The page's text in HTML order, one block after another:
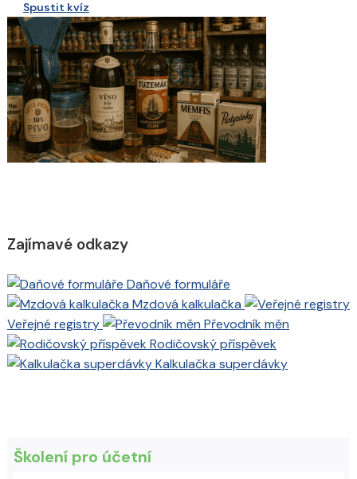
Spustit kvíz
Zajímavé odkazy
Daňové formuláře
Mzdová kalkulačka
Veřejné registry
Převodník měn
Rodičovský příspěvek
Kalkulačka superdávky
Školení pro účetní